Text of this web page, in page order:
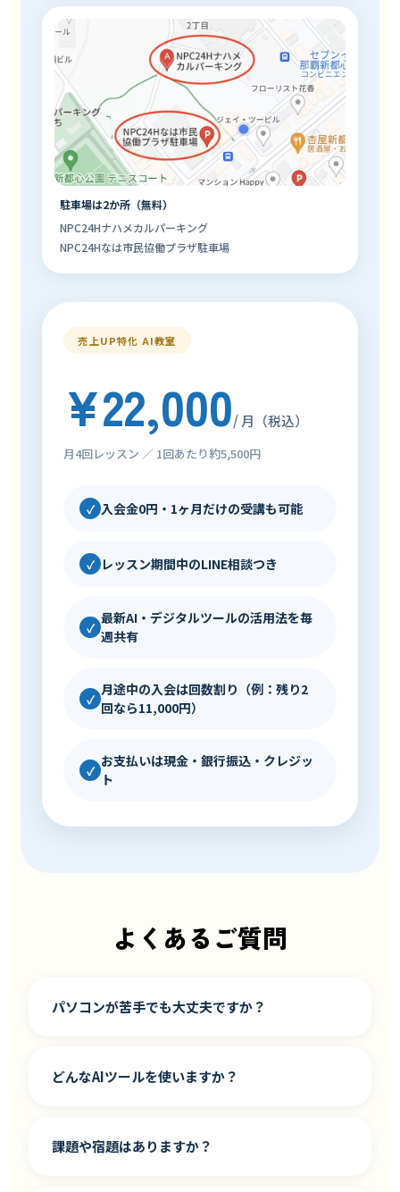
駐車場は2か所（無料）
NPC24Hナハメカルパーキング
NPC24Hなは市民協働プラザ駐車場
売上UP特化 AI教室
¥22,000/ 月（税込）
月4回レッスン ／ 1回あたり約5,500円
✓ 入会金0円・1ヶ月だけの受講も可能
✓ レッスン期間中のLINE相談つき
✓
最新AI・デジタルツールの活用法を毎
週共有
✓
月途中の入会は回数割り（例：残り2
回なら11,000円）
✓
お支払いは現金・銀行振込・クレジッ
ト
よくあるご質問
パソコンが苦手でも大丈夫ですか？
どんなAIツールを使いますか？
課題や宿題はありますか？